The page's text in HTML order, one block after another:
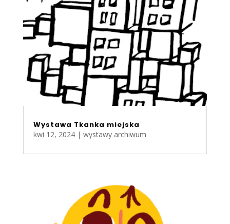
Wystawa Tkanka miejska
kwi 12, 2024| wystawy archiwum